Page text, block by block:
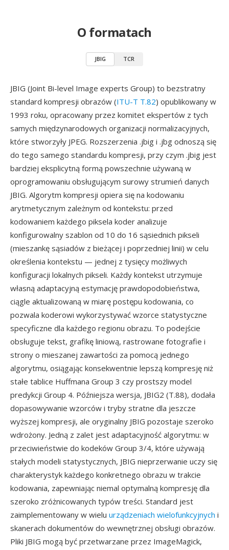
O formatach
JBIG TCR
JBIG (Joint Bi-level Image experts Group) to bezstratny
standard kompresji obrazów (ITU-T T.82) opublikowany w
1993 roku, opracowany przez komitet ekspertów z tych
samych międzynarodowych organizacji normalizacyjnych,
które stworzyły JPEG. Rozszerzenia .jbig i .jbg odnoszą się
do tego samego standardu kompresji, przy czym .jbig jest
bardziej eksplicytną formą powszechnie używaną w
oprogramowaniu obsługującym surowy strumień danych
JBIG. Algorytm kompresji opiera się na kodowaniu
arytmetycznym zależnym od kontekstu: przed
kodowaniem każdego piksela koder analizuje
konfigurowalny szablon od 10 do 16 sąsiednich pikseli
(mieszankę sąsiadów z bieżącej i poprzedniej linii) w celu
określenia kontekstu — jednej z tysięcy możliwych
konfiguracji lokalnych pikseli. Każdy kontekst utrzymuje
własną adaptacyjną estymację prawdopodobieństwa,
ciągle aktualizowaną w miarę postępu kodowania, co
pozwala koderowi wykorzystywać wzorce statystyczne
specyficzne dla każdego regionu obrazu. To podejście
obsługuje tekst, grafikę liniową, rastrowane fotografie i
strony o mieszanej zawartości za pomocą jednego
algorytmu, osiągając konsekwentnie lepszą kompresję niż
stałe tablice Huffmana Group 3 czy prostszy model
predykcji Group 4. Późniejsza wersja, JBIG2 (T.88), dodała
dopasowywanie wzorców i tryby stratne dla jeszcze
wyższej kompresji, ale oryginalny JBIG pozostaje szeroko
wdrożony. Jedną z zalet jest adaptacyjność algorytmu: w
przeciwieństwie do kodeków Group 3/4, które używają
stałych modeli statystycznych, JBIG nieprzerwanie uczy się
charakterystyk każdego konkretnego obrazu w trakcie
kodowania, zapewniając niemal optymalną kompresję dla
szeroko zróżnicowanych typów treści. Standard jest
zaimplementowany w wielu urządzeniach wielofunkcyjnych i
skanerach dokumentów do wewnętrznej obsługi obrazów.
Pliki JBIG mogą być przetwarzane przez ImageMagick,